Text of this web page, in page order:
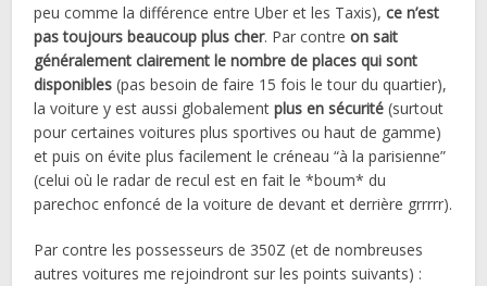
peu comme la différence entre Uber et les Taxis),ce n’est
pas toujours beaucoup plus cher. Par contreon sait
généralement clairement le nombre de places qui sont
disponibles(pas besoin de faire 15 fois le tour du quartier),
la voiture y est aussi globalementplus en sécurité (surtout
pour certaines voitures plus sportives ou haut de gamme)
et puis on évite plus facilement le créneau “à la parisienne”
(celui où le radar de recul est en fait le *boum* du
parechoc enfoncé de la voiture de devant et derrière grrrrr).
Par contre les possesseurs de 350Z (et de nombreuses
autres voitures me rejoindront sur les points suivants) :